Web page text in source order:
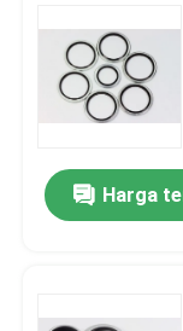
Hubungi kami
Berita
karet o cincin
Harga